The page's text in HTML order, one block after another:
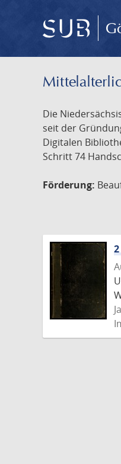
Die
seit der
Digitalen
Schritt 74
Förderung: